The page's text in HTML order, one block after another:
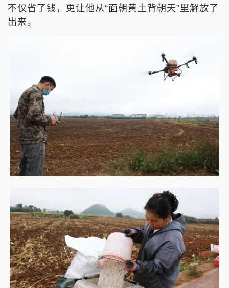
不仅省了钱，更让他从“面朝黄土背朝天”里解放了
出来。